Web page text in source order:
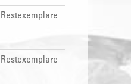
Restexemplare
Restexemplare